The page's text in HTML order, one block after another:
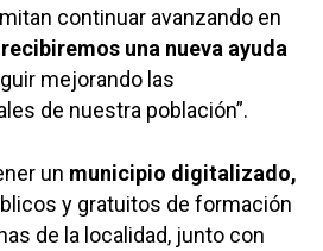
continuar avanzando en
una nueva ayuda
mejorando las
de nuestra población”.
un municipio digitalizado,
y gratuitos de formación
de la localidad, junto con